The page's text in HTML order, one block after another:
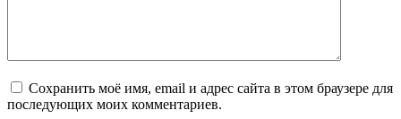
Сохранить моё имя, email и адрес сайта в этом браузере для
последующих моих комментариев.